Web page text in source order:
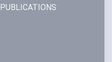
PUBLICATIONS